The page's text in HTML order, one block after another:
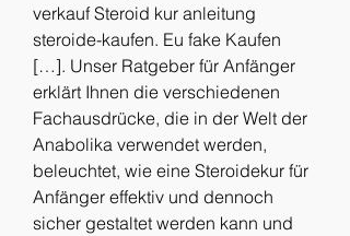
verkauf Steroid kur anleitung
steroide-kaufen. Eu fake Kaufen
[…]. Unser Ratgeber für Anfänger
erklärt Ihnen die verschiedenen
Fachausdrücke, die in der Welt der
Anabolika verwendet werden,
beleuchtet, wie eine Steroidekur für
Anfänger effektiv und dennoch
sicher gestaltet werden kann und